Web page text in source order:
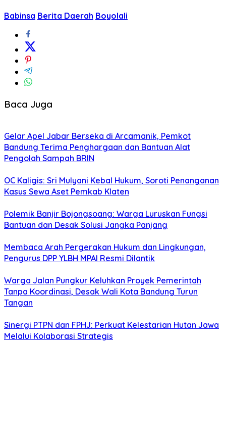
Babinsa Berita Daerah Boyolali
Baca Juga
Gelar Apel Jabar Berseka di Arcamanik, Pemkot
Bandung Terima Penghargaan dan Bantuan Alat
Pengolah Sampah BRIN
OC Kaligis: Sri Mulyani Kebal Hukum, Soroti Penanganan
Kasus Sewa Aset Pemkab Klaten
Polemik Banjir Bojongsoang: Warga Luruskan Fungsi
Bantuan dan Desak Solusi Jangka Panjang
Membaca Arah Pergerakan Hukum dan Lingkungan,
Pengurus DPP YLBH MPAI Resmi Dilantik
Warga Jalan Pungkur Keluhkan Proyek Pemerintah
Tanpa Koordinasi, Desak Wali Kota Bandung Turun
Tangan
Sinergi PTPN dan FPHJ: Perkuat Kelestarian Hutan Jawa
Melalui Kolaborasi Strategis